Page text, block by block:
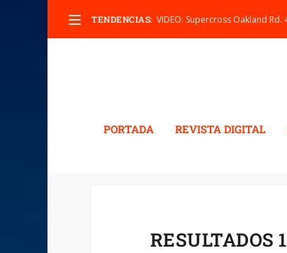
TENDENCIAS: VIDEO: Supercross Oakland Rd.
PORTADA REVISTA DIGITAL
RESULTADOS